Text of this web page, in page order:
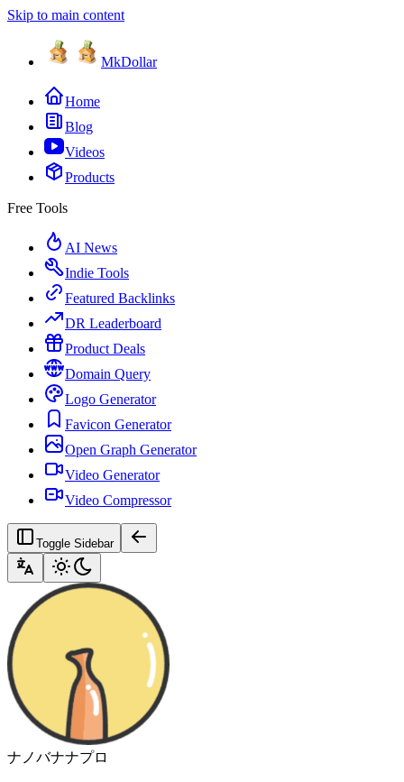
Skip to main content
MkDollar
Home
Blog
Videos
Products
Free Tools
AI News
Indie Tools
Featured Backlinks
DR Leaderboard
Product Deals
Domain Query
Logo Generator
Favicon Generator
Open Graph Generator
Video Generator
Video Compressor
Toggle Sidebar
ナノバナナプロ